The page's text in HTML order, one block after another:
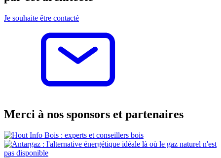
Je souhaite être contacté
Merci à nos sponsors et partenaires